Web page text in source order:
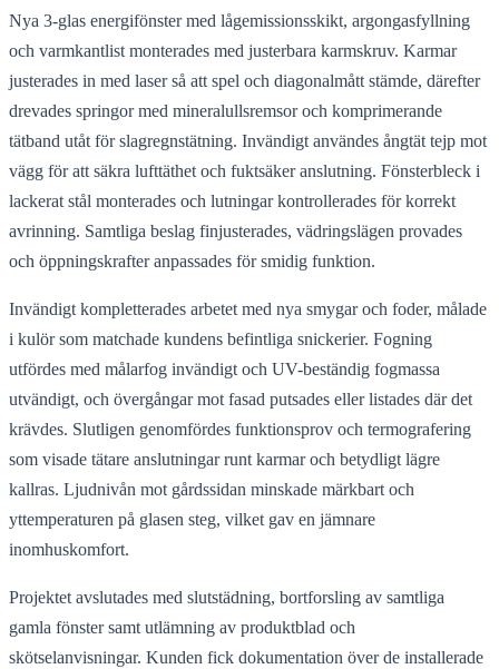
Nya 3-glas energifönster med lågemissionsskikt, argongasfyllning
och varmkantlist monterades med justerbara karmskruv. Karmar
justerades in med laser så att spel och diagonalmått stämde, därefter
drevades springor med mineralullsremsor och komprimerande
tätband utåt för slagregnstätning. Invändigt användes ångtät tejp mot
vägg för att säkra lufttäthet och fuktsäker anslutning. Fönsterbleck i
lackerat stål monterades och lutningar kontrollerades för korrekt
avrinning. Samtliga beslag finjusterades, vädringslägen provades
och öppningskrafter anpassades för smidig funktion.
Invändigt kompletterades arbetet med nya smygar och foder, målade
i kulör som matchade kundens befintliga snickerier. Fogning
utfördes med målarfog invändigt och UV-beständig fogmassa
utvändigt, och övergångar mot fasad putsades eller listades där det
krävdes. Slutligen genomfördes funktionsprov och termografering
som visade tätare anslutningar runt karmar och betydligt lägre
kallras. Ljudnivån mot gårdssidan minskade märkbart och
yttemperaturen på glasen steg, vilket gav en jämnare
inomhuskomfort.
Projektet avslutades med slutstädning, bortforsling av samtliga
gamla fönster samt utlämning av produktblad och
skötselanvisningar. Kunden fick dokumentation över de installerade